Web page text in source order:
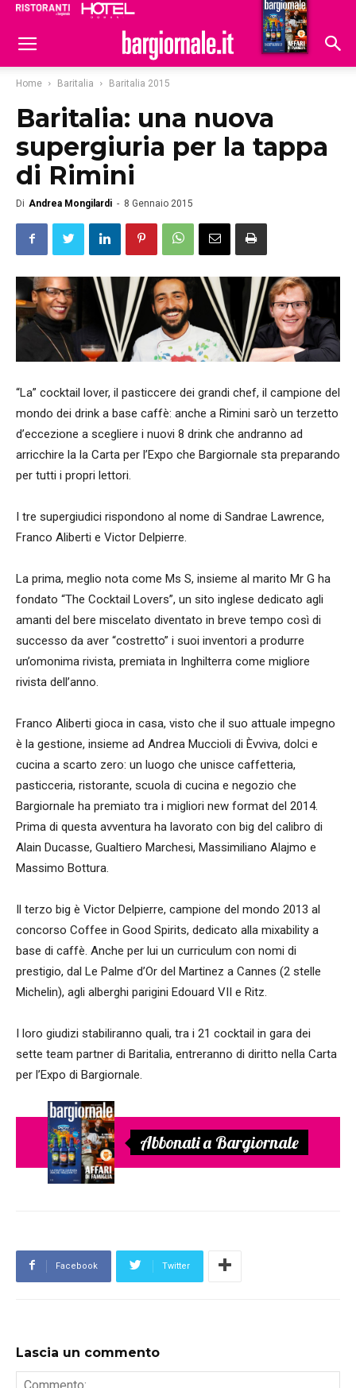
Hoteldomani
Home Baritalia Baritalia 2015
Baritalia: una nuova
supergiuria per la tappa
di Rimini
Di Andrea Mongilardi - 8 Gennaio 2015
“La” cocktail lover, il pasticcere dei grandi chef, il campione del
mondo dei drink a base caffè: anche a Rimini sarò un terzetto
d’eccezione a scegliere i nuovi 8 drink che andranno ad
arricchire la la Carta per l’Expo che Bargiornale sta preparando
per tutti i propri lettori.
I tre supergiudici rispondono al nome di Sandrae Lawrence,
Franco Aliberti e Victor Delpierre.
La prima, meglio nota come Ms S, insieme al marito Mr G ha
fondato “The Cocktail Lovers”, un sito inglese dedicato agli
amanti del bere miscelato diventato in breve tempo così di
successo da aver “costretto” i suoi inventori a produrre
un’omonima rivista, premiata in Inghilterra come migliore
rivista dell’anno.
Franco Aliberti gioca in casa, visto che il suo attuale impegno
è la gestione, insieme ad Andrea Muccioli di Èvviva, dolci e
cucina a scarto zero: un luogo che unisce caffetteria,
pasticceria, ristorante, scuola di cucina e negozio che
Bargiornale ha premiato tra i migliori new format del 2014.
Prima di questa avventura ha lavorato con big del calibro di
Alain Ducasse, Gualtiero Marchesi, Massimiliano Alajmo e
Massimo Bottura.
Il terzo big è Victor Delpierre, campione del mondo 2013 al
concorso Coffee in Good Spirits, dedicato alla mixability a
base di caffè. Anche per lui un curriculum con nomi di
prestigio, dal Le Palme d’Or del Martinez a Cannes (2 stelle
Michelin), agli alberghi parigini Edouard VII e Ritz.
I loro giudizi stabiliranno quali, tra i 21 cocktail in gara dei
sette team partner di Baritalia, entreranno di diritto nella Carta
per l’Expo di Bargiornale.
Abbonati a Bargiornale
Facebook Twitter
Lascia un commento